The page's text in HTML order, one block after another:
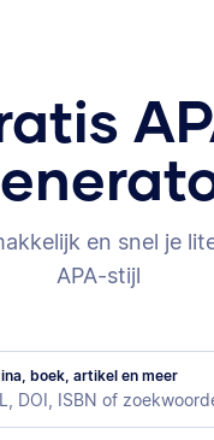
en snel je
APA-stijl
boek, artikel en meer